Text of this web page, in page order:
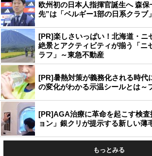
欧州初の日本人指揮官誕生へ 森
先”は「ベルギー1部の日系クラブ
[PR]楽しさいっぱい！北海道・ニ
絶景とアクティビティが揃う「ニ
ラフ」～東急不動産
[PR]暑熱対策が義務化される時代
の変化がわかる示温シールとは～
[PR]AGA治療に革命を起こす検査
ョン」銀クリが提示する新しい薄
もっとみる